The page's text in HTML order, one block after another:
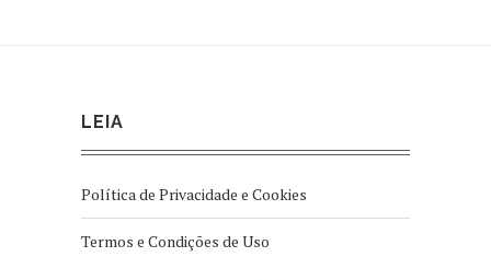
LEIA
Política de Privacidade e Cookies
Termos e Condições de Uso